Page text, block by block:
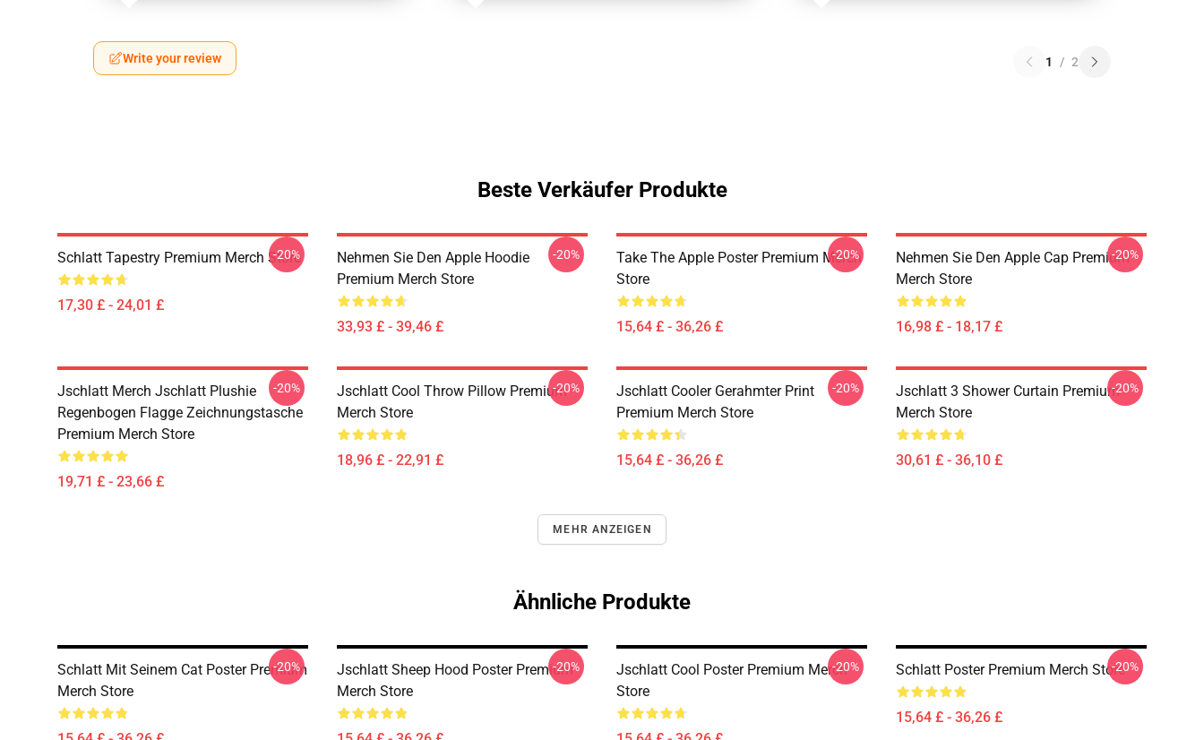
Write your review 1 / 2
Beste Verkäufer Produkte
Schlatt Tapestry Premium Merch Store
17,30 £ - 24,01 £
-20%
Nehmen Sie Den Apple Hoodie
Premium Merch Store
33,93 £ - 39,46 £
-20%
Take The Apple Poster Premium Merch
Store
15,64 £ - 36,26 £
-20%
Nehmen Sie Den Apple Cap Premium
Merch Store
16,98 £ - 18,17 £
-20%
Jschlatt Merch Jschlatt Plushie
Regenbogen Flagge Zeichnungstasche
Premium Merch Store
19,71 £ - 23,66 £
-20%
Jschlatt Cool Throw Pillow Premium
Merch Store
18,96 £ - 22,91 £
-20%
Jschlatt Cooler Gerahmter Print
Premium Merch Store
15,64 £ - 36,26 £
-20%
Jschlatt 3 Shower Curtain Premium
Merch Store
30,61 £ - 36,10 £
-20%
MEHR ANZEIGEN
Ähnliche Produkte
Schlatt Mit Seinem Cat Poster Premium
Merch Store
-20%
Jschlatt Sheep Hood Poster Premium
Merch Store
-20%
Jschlatt Cool Poster Premium Merch
Store
-20% Schlatt Poster Premium Merch Store
15,64 £ - 36,26 £
-20%